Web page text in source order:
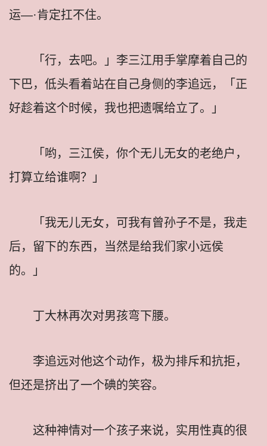
运—·肯定扛不住。
「行，去吧。」李三江用手掌摩着自己的
下巴，低头看着站在自己身侧的李追远，「正
好趁着这个时候，我也把遗嘱给立了。」
「哟，三江侯，你个无儿无女的老绝户，
打算立给谁啊？」
「我无儿无女，可我有曾孙子不是，我走
后，留下的东西，当然是给我们家小远侯
的。」
丁大林再次对男孩弯下腰。
李追远对他这个动作，极为排斥和抗拒，
但还是挤出了一个碘的笑容。
这种神情对一个孩子来说，实用性真的很